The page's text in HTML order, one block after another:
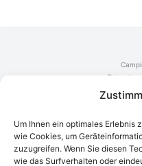
Um Ihnen ein optimales Erlebnis
wie Cookies, um
zuzugreifen. Wenn Sie diesen
wie das Surfverhalten oder
Peter-
+43 316 225711